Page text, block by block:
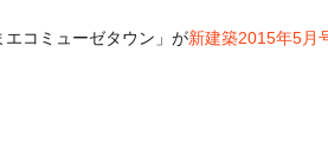
コミューゼタウン」が新建築2015年5月